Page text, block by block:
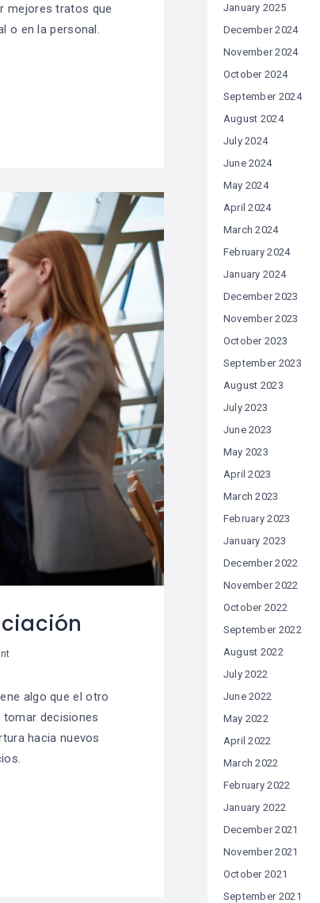
mejores tratos que
o en la personal.
algo que el otro
tomar decisiones
hacia nuevos
January 2025
December 2024
November 2024
October 2024
September 2024
August 2024
July 2024
June 2024
May 2024
April 2024
March 2024
February 2024
January 2024
December 2023
November 2023
October 2023
September 2023
August 2023
July 2023
June 2023
May 2023
April 2023
March 2023
February 2023
January 2023
December 2022
November 2022
October 2022
September 2022
August 2022
July 2022
June 2022
May 2022
April 2022
March 2022
February 2022
January 2022
December 2021
November 2021
October 2021
September 2021